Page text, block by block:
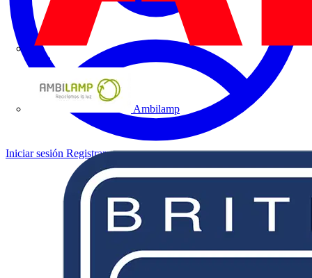
ABB
Ambilamp
Iniciar sesión Registrarse